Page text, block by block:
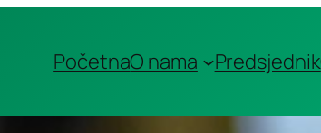
PočetnaO nama Predsjednik